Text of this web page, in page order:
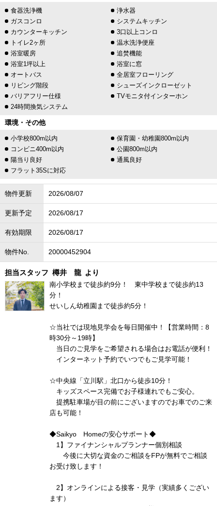
食器洗浄機
浄水器
ガスコンロ
システムキッチン
カウンターキッチン
3口以上コンロ
トイレ2ヶ所
温水洗浄便座
浴室暖房
追焚機能
浴室1坪以上
浴室に窓
オートバス
全居室フローリング
リビング階段
シューズインクローゼット
バリアフリー仕様
TVモニタ付インターホン
24時間換気システム
環境・その他
小学校800m以内
保育園・幼稚園800m以内
コンビニ400m以内
公園800m以内
陽当り良好
通風良好
フラット35Sに対応
物件更新 2026/08/07
更新予定 2026/08/17
有効期限 2026/08/17
物件No. 20000452904
担当スタッフ 樽井 龍 より
南小学校まで徒歩約9分！ 東中学校まで徒歩約13
分！
せいしん幼稚園まで徒歩約5分！
☆当社では現地見学会を毎日開催中！【営業時間：8
時30分～19時】
当日のご見学をご希望される場合はお電話が便利！
インターネット予約でいつでもご見学可能！
☆中央線「立川駅」北口から徒歩10分！
キッズスペース完備でお子様連れでもご安心。
提携駐車場が目の前にございますのでお車でのご来
店も可能！
◆Saikyo Homeの安心サポート◆
1】ファイナンシャルプランナー個別相談
今後に大切な資金のご相談をFPが無料でご相談
お受け致します！
2】オンラインによる接客・見学（実績多くござい
ます）